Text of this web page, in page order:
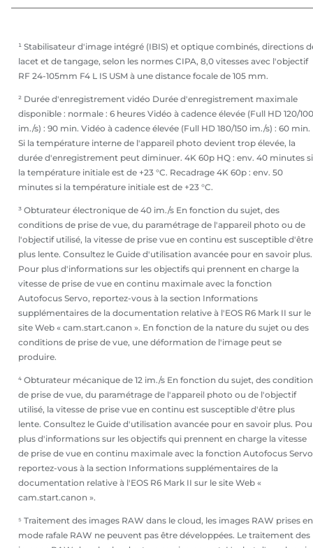
¹ Stabilisateur d'image intégré (IBIS) et optique combinés, directions
lacet et de tangage, selon les normes CIPA, 8,0 vitesses avec l'objectif
RF 24-105mm F4 L IS USM à une distance focale de 105 mm.
² Durée d'enregistrement vidéo Durée d'enregistrement maximale
disponible : normale : 6 heures Vidéo à cadence élevée (Full HD 120/100
im./s) : 90 min. Vidéo à cadence élevée (Full HD 180/150 im./s) : 60 min.
Si la température interne de l'appareil photo devient trop élevée, la
durée d'enregistrement peut diminuer. 4K 60p HQ : env. 40 minutes si
la température initiale est de +23 °C. Recadrage 4K 60p : env. 50
minutes si la température initiale est de +23 °C.
³ Obturateur électronique de 40 im./s En fonction du sujet, des
conditions de prise de vue, du paramétrage de l'appareil photo ou de
l'objectif utilisé, la vitesse de prise vue en continu est susceptible d'être
plus lente. Consultez le Guide d'utilisation avancée pour en savoir plus.
Pour plus d'informations sur les objectifs qui prennent en charge la
vitesse de prise de vue en continu maximale avec la fonction
Autofocus Servo, reportez-vous à la section Informations
supplémentaires de la documentation relative à l'EOS R6 Mark II sur le
site Web « cam.start.canon ». En fonction de la nature du sujet ou des
conditions de prise de vue, une déformation de l'image peut se
produire.
⁴ Obturateur mécanique de 12 im./s En fonction du sujet, des
de prise de vue, du paramétrage de l'appareil photo ou de l'objectif
utilisé, la vitesse de prise vue en continu est susceptible d'être plus
lente. Consultez le Guide d'utilisation avancée pour en savoir plus.
plus d'informations sur les objectifs qui prennent en charge la vitesse
de prise de vue en continu maximale avec la fonction Autofocus
reportez-vous à la section Informations supplémentaires de la
documentation relative à l'EOS R6 Mark II sur le site Web «
cam.start.canon ».
⁵ Traitement des images RAW dans le cloud, les images RAW prises en
mode rafale RAW ne peuvent pas être développées. Le traitement des